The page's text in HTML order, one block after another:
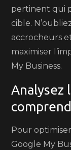
pertinent qui
cible.
accrocheurs
maximiser
My Business.
Analysez
Pour
Google My